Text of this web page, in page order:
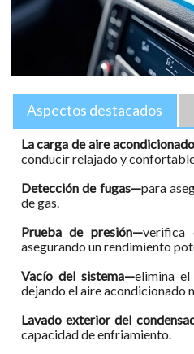
Aspectos destacados
La carga de aire acondicionado
conducir relajado y
Detección de fugas—para
de gas.
Prueba de presión—verifica
asegurando un rendimiento
Vacío del sistema—elimina el
dejando el aire acondicionado
Lavado exterior del
capacidad de enfriamiento.